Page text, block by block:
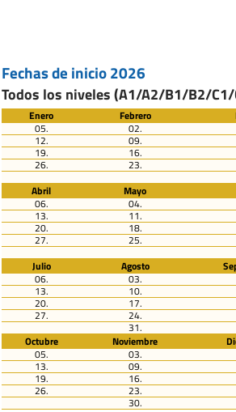
Fechas de inicio 2026
Todos los niveles (A1/A2/B1/B2/C1/
Enero Febrero
05.
02.
12. 09.
19. 16.
26. 23.
Abril
Mayo
06.
04.
13. 11.
20. 18.
27. 25.
Julio
Agosto
06.
03.
13. 10.
20. 17.
27. 24.
31.
Octubre
Noviembre
05.
03.
13. 09.
19. 16.
26. 23.
30.